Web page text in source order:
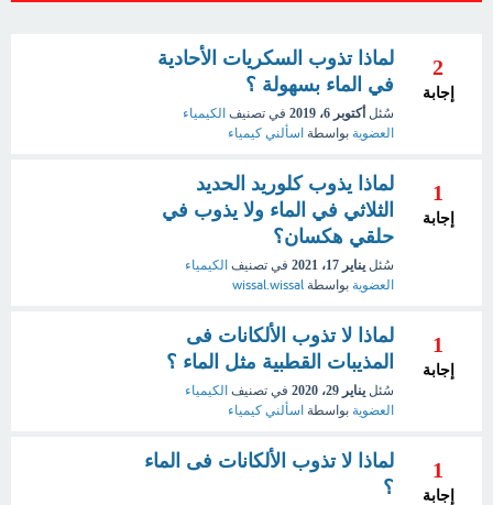
2
إجابة
لماذا تذوب السكريات الأحادية
في الماء بسهولة ؟
سُئل أكتوبر 6، 2019 في تصنيف الكيمياء
العضوية بواسطة اسألني كيمياء
1
إجابة
لماذا يذوب كلوريد الحديد
الثلاثي في الماء ولا يذوب في
حلقي هكسان؟
سُئل يناير 17، 2021 في تصنيف الكيمياء
العضوية بواسطة wissal.wissal
1
إجابة
لماذا لا تذوب الألكانات فى
المذيبات القطبية مثل الماء ؟
سُئل يناير 29، 2020 في تصنيف الكيمياء
العضوية بواسطة اسألني كيمياء
1
إجابة
لماذا لا تذوب الألكانات فى الماء
؟